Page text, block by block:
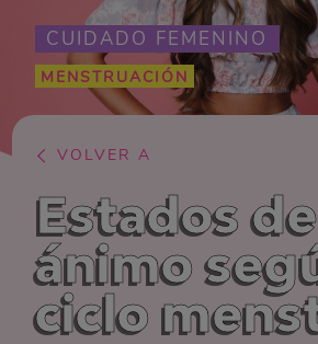
CUIDADO FEMENINO
MENSTRUACIÓN
VOLVER A
Estados de
ánimo
ciclo